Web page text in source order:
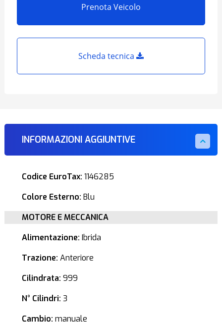
Prenota Veicolo
Scheda tecnica
INFORMAZIONI AGGIUNTIVE
Codice EuroTax: 1146285
Colore Esterno: Blu
MOTORE E MECCANICA
Alimentazione: Ibrida
Trazione: Anteriore
Cilindrata: 999
N° Cilindri: 3
Cambio: manuale